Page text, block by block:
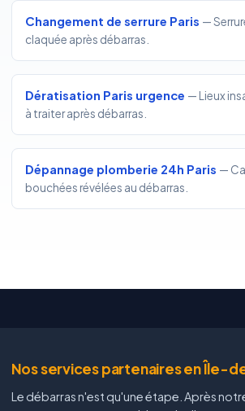
Changement de serrure Paris —
claquée après débarras.
Dératisation Paris urgence — Lieux
à traiter après débarras.
Dépannage plomberie 24h Paris —
bouchées révélées au débarras.
Nos services partenaires en Île-
Le débarras n'est qu'une étape. Après